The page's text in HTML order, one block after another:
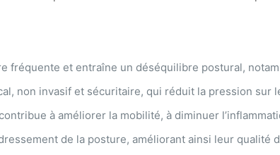
fréquente et entraîne un déséquilibre postural,
non invasif et sécuritaire, qui réduit la pression sur
à améliorer la mobilité, à diminuer
de la posture, améliorant ainsi leur qualité